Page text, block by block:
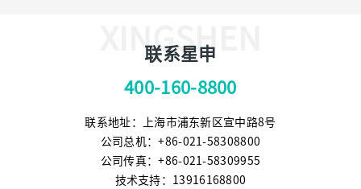
XINGSHEN
联系星申
400-160-8800
联系地址：上海市浦东新区宣中路8号
公司总机：+86-021-58308800
公司传真：+86-021-58309955
技术支持：13916168800